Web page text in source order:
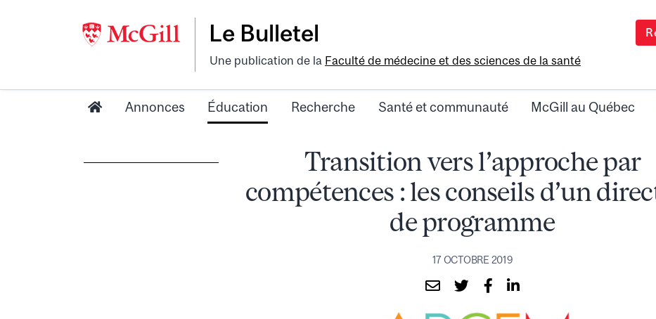
Le Bulletel
Une publication de la Faculté de médecine et des sciences de la santé
Annonces Éducation Recherche Santé et communauté McGill au Québec
Transition vers l’approche par
compétences : les conseils d’un
de programme
17 OCTOBRE 2019